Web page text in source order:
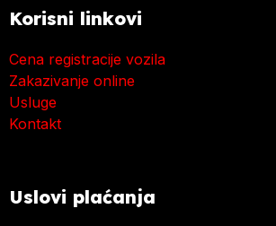
Korisni linkovi
Cena registracije vozila
Zakazivanje online
Usluge
Kontakt
Uslovi plaćanja